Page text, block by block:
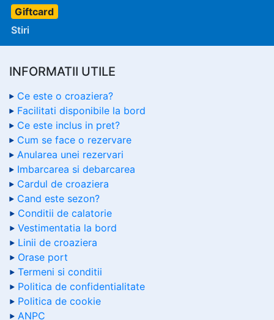
Giftcard
Stiri
INFORMATII UTILE
Ce este o croaziera?
Facilitati disponibile la bord
Ce este inclus in pret?
Cum se face o rezervare
Anularea unei rezervari
Imbarcarea si debarcarea
Cardul de croaziera
Cand este sezon?
Conditii de calatorie
Vestimentatia la bord
Linii de croaziera
Orase port
Termeni si conditii
Politica de confidentialitate
Politica de cookie
ANPC